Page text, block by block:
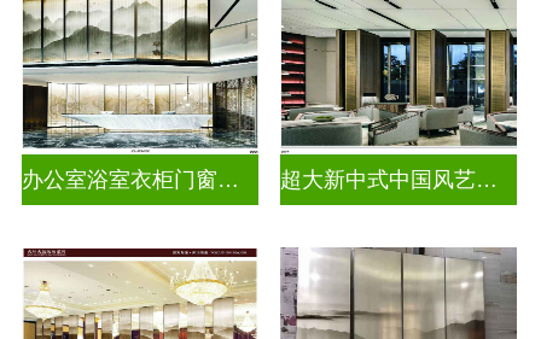
办公室浴室衣柜门窗户水墨画玻璃 超大新中式中国风艺术水墨山水画玻璃